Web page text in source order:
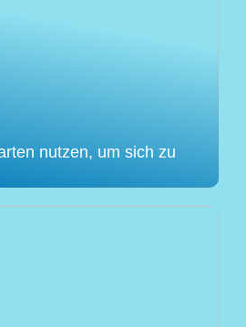
nutzen, um sich zu